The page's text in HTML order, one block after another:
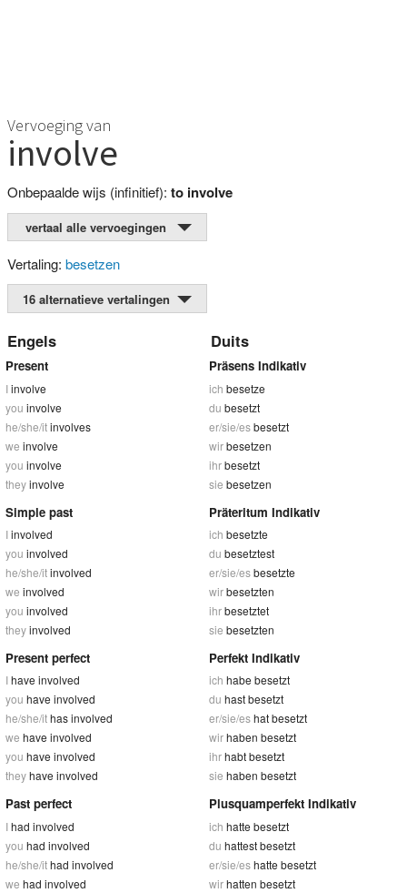
Vervoeging van
involve
Onbepaalde wijs (infinitief): to involve
vertaal alle vervoegingen
Vertaling: besetzen
16 alternatieve vertalingen
Engels Duits
Present
Iinvolve
you involve
he/she/itinvolves
we involve
you involve
theyinvolve
Präsens Indikativ
ich besetze
du besetzt
er/sie/esbesetzt
wirbesetzen
ihrbesetzt
sie besetzen
Simple past
Iinvolved
you involved
he/she/itinvolved
we involved
you involved
theyinvolved
Präteritum Indikativ
ich besetzte
du besetztest
er/sie/esbesetzte
wirbesetzten
ihrbesetztet
sie besetzten
Present perfect
Ihave involved
you have involved
he/she/ithas involved
we have involved
you have involved
theyhave involved
Perfekt Indikativ
ich habe besetzt
du hast besetzt
er/sie/eshat besetzt
wirhaben besetzt
ihrhabt besetzt
sie haben besetzt
Past perfect
Ihad involved
you had involved
he/she/ithad involved
we had involved
Plusquamperfekt Indikativ
ich hatte besetzt
du hattest besetzt
er/sie/eshatte besetzt
wirhatten besetzt